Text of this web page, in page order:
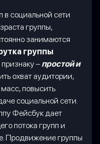
в социальной сети
группы,
занимаются
группы
– простой и
охват аудитории,
повысить
социальной сети.
Фейсбук дает
потока групп и
Продвижение группы